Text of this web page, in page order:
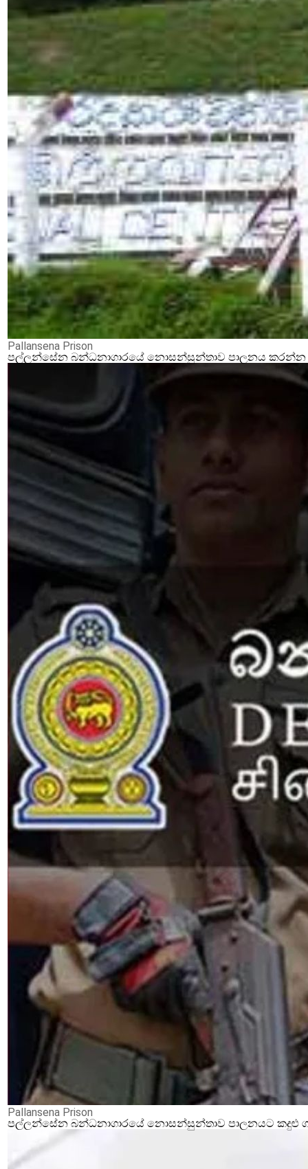
Pallansena Prison
පල්ලන්සේන බන්ධනාගාරයේ නොසන්සුන්තාව පාලනය කරන්න
Pallansena Prison
පල්ලන්සේන බන්ධනාගාරයේ නොසන්සුන්තාව පාලනයට කදුළු